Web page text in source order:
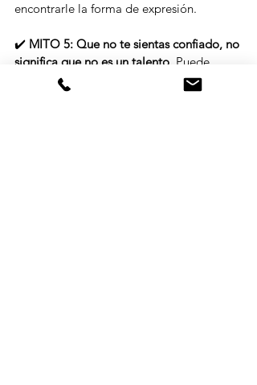
encontrarle la forma de expresión.
✔️ MITO 5: Que no te sientas confiado, no
significa que no es un talento. Puede
ocurrir que tu talento está relegado por la